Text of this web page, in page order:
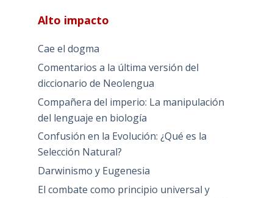
Alto impacto
Cae el dogma
Comentarios a la última versión del
diccionario de Neolengua
Compañera del imperio: La manipulación
del lenguaje en biología
Confusión en la Evolución: ¿Qué es la
Selección Natural?
Darwinismo y Eugenesia
El combate como principio universal y